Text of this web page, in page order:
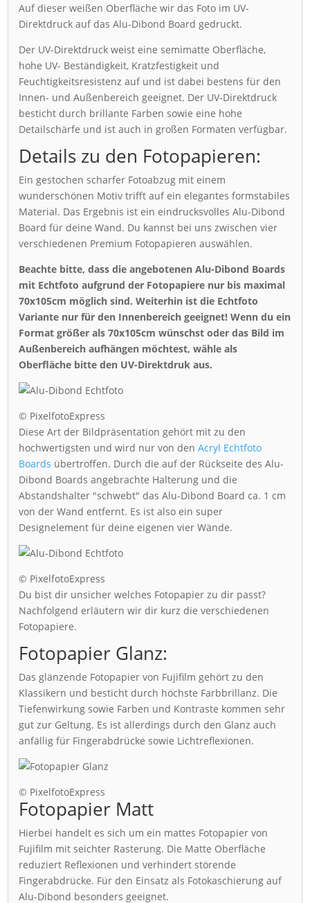
Auf dieser weißen Oberfläche wir das Foto im UV-
Direktdruck auf das Alu-Dibond Board gedruckt.
Der UV-Direktdruck weist eine semimatte Oberfläche,
hohe UV- Beständigkeit, Kratzfestigkeit und
Feuchtigkeitsresistenz auf und ist dabei bestens für den
Innen- und Außenbereich geeignet. Der UV-Direktdruck
besticht durch brillante Farben sowie eine hohe
Detailschärfe und ist auch in großen Formaten verfügbar.
Details zu den Fotopapieren:
Ein gestochen scharfer Fotoabzug mit einem
wunderschönen Motiv trifft auf ein elegantes formstabiles
Material. Das Ergebnis ist ein eindrucksvolles Alu-Dibond
Board für deine Wand. Du kannst bei uns zwischen vier
verschiedenen Premium Fotopapieren auswählen.
Beachte bitte, dass die angebotenen Alu-Dibond Boards
mit Echtfoto aufgrund der Fotopapiere nur bis maximal
70x105cm möglich sind. Weiterhin ist die Echtfoto
Variante nur für den Innenbereich geeignet! Wenn du ein
Format größer als 70x105cm wünschst oder das Bild im
Außenbereich aufhängen möchtest, wähle als
Oberfläche bitte den UV-Direktdruk aus.
© PixelfotoExpress
Diese Art der Bildpräsentation gehört mit zu den
hochwertigsten und wird nur von denAcryl Echtfoto
Boards übertroffen. Durch die auf der Rückseite des Alu-
Dibond Boards angebrachte Halterung und die
Abstandshalter "schwebt" das Alu-Dibond Board ca. 1 cm
von der Wand entfernt. Es ist also ein super
Designelement für deine eigenen vier Wände.
© PixelfotoExpress
Du bist dir unsicher welches Fotopapier zu dir passt?
Nachfolgend erläutern wir dir kurz die verschiedenen
Fotopapiere.
Fotopapier Glanz:
Das glänzende Fotopapier von Fujifilm gehört zu den
Klassikern und besticht durch höchste Farbbrillanz. Die
Tiefenwirkung sowie Farben und Kontraste kommen sehr
gut zur Geltung. Es ist allerdings durch den Glanz auch
anfällig für Fingerabdrücke sowie Lichtreflexionen.
© PixelfotoExpress
Fotopapier Matt
Hierbei handelt es sich um ein mattes Fotopapier von
Fujifilm mit seichter Rasterung. Die Matte Oberfläche
reduziert Reflexionen und verhindert störende
Fingerabdrücke. Für den Einsatz als Fotokaschierung auf
Alu-Dibond besonders geeignet.